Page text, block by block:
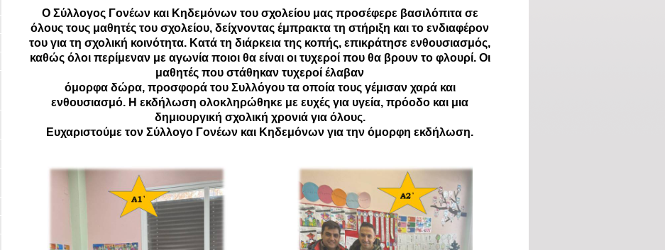
Ο Σύλλογος Γονέων και Κηδεμόνων του σχολείου μας προσέφερε βασιλόπιτα σε
όλους τους μαθητές του σχολείου, δείχνοντας έμπρακτα τη στήριξη και το ενδιαφέρον
του για τη σχολική κοινότητα. Κατά τη διάρκεια της κοπής, επικράτησε ενθουσιασμός,
καθώς όλοι περίμεναν με αγωνία ποιοι θα είναι οι τυχεροί που θα βρουν το φλουρί. Οι
μαθητές που στάθηκαν τυχεροί έλαβαν
όμορφα δώρα, προσφορά του Συλλόγου τα οποία τους γέμισαν χαρά και
ενθουσιασμό. Η εκδήλωση ολοκληρώθηκε με ευχές για υγεία, πρόοδο και μια
δημιουργική σχολική χρονιά για όλους.
Ευχαριστούμε τον Σύλλογο Γονέων και Κηδεμόνων για την όμορφη εκδήλωση.